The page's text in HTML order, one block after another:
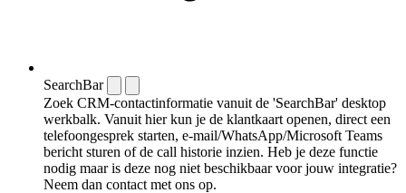
SearchBar
Zoek CRM-contactinformatie vanuit de 'SearchBar' desktop
werkbalk. Vanuit hier kun je de klantkaart openen, direct een
telefoongesprek starten, e-mail/WhatsApp/Microsoft Teams
bericht sturen of de call historie inzien. Heb je deze functie
nodig maar is deze nog niet beschikbaar voor jouw integratie?
Neem dan contact met ons op.